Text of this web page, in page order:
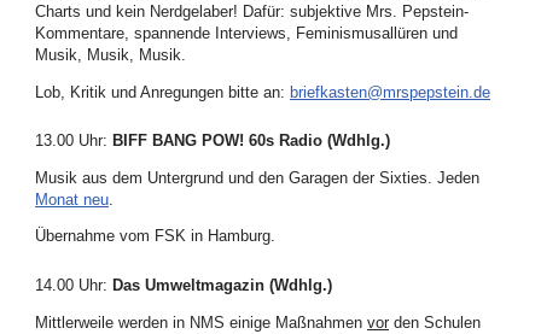
Charts und kein Nerdgelaber! Dafür: subjektive Mrs. Pepstein-
Kommentare, spannende Interviews, Feminismusallüren und
Musik, Musik, Musik.
Lob, Kritik und Anregungen bitte an: briefkasten@mrspepstein.de
13.00 Uhr: BIFF BANG POW! 60s Radio (Wdhlg.)
Musik aus dem Untergrund und den Garagen der Sixties. Jeden
Monat neu
Übernahme vom FSK in Hamburg.
14.00 Uhr: Das Umweltmagazin (Wdhlg.)
Mittlerweile werden in NMS einige Maßnahmen vor den Schulen